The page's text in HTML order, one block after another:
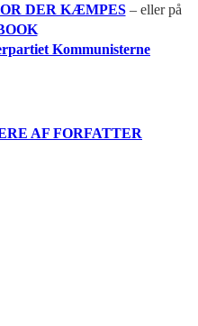
DER KÆMPES – eller på
Kommunisterne
AF FORFATTER